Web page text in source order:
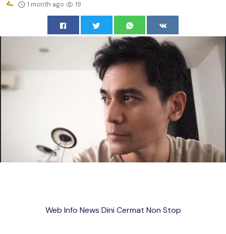
1 month ago 19
Web Info News Dini Cermat Non Stop